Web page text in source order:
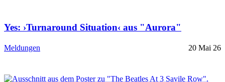
Yes: ›Turnaround Situation‹ aus "Aurora"
Meldungen 20 Mai 26